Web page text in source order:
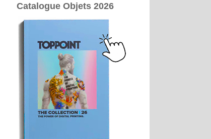
Catalogue Objets 2026